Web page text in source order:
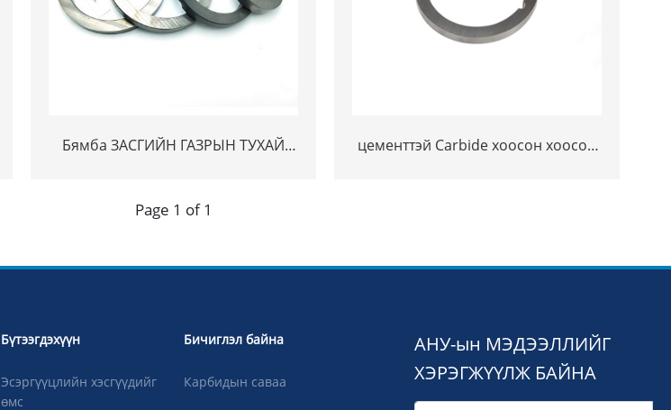
Бямба ЗАСГИЙН ГАЗРЫН ТУХАЙ
цементтэй Carbide хоосон хоосон
Page 1 of 1
Бүтээгдэхүүн
Эсэргүүцлийн хэсгүүдийг
өмс
Бичиглэл байна
Карбидын саваа
АНУ-ын МЭДЭЭЛЛИЙГ
ХЭРЭГЖҮҮЛЖ БАЙНА